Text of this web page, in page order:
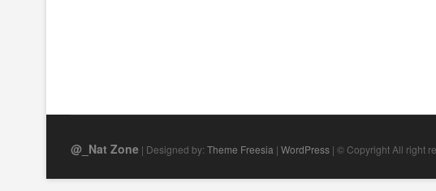
@_Nat Zone | Designed by: Theme Freesia | WordPress | © Copyright All right